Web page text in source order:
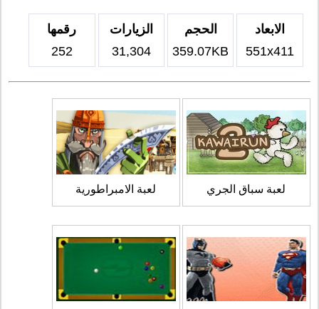
الابعاد
551x411
الحجم
359.07KB
الزيارات
31,304
رقمها
252
لعبة سباق الجري لعبة الامبراطورية